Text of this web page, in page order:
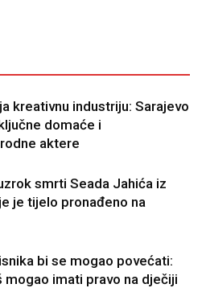
kreativnu industriju: Sarajevo
domaće i
aktere
smrti Seada Jahića iz
je tijelo pronađeno na
bi se mogao povećati:
mogao imati pravo na dječiji